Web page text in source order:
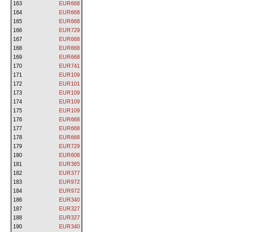
163
EUR668
164
EUR668
165
EUR668
166
EUR729
167
EUR668
168
EUR668
169
EUR668
170
EUR741
171
EUR109
172
EUR101
173
EUR109
174
EUR109
175
EUR109
176
EUR668
177
EUR668
178
EUR668
179
EUR729
180
EUR608
181
EUR365
182
EUR377
183
EUR972
184
EUR972
186
EUR340
187
EUR327
188
EUR327
190
EUR340